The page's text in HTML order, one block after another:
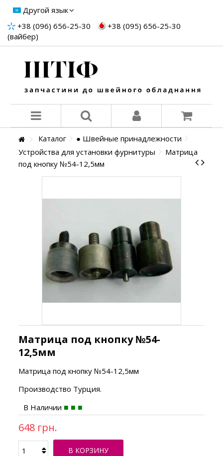
Другой язык
+38 (096) 656-25-30
+38 (095) 656-25-30
(вайбер)
Каталог
● Швейные принадлежности
Устройства для установки фурнитуры
Матрица
под кнопку №54-12,5мм
Матрица под кнопку №54-
12,5мм
Матрица под кнопку №54-12,5мм
Производство Турция.
В Наличии
648 грн.
В КОРЗИНУ